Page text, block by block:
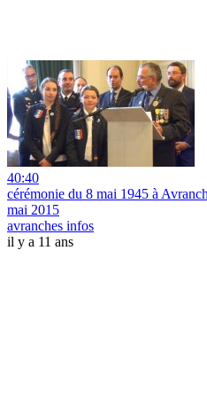
40:40
cérémonie du 8 mai 1945 à
mai 2015
avranches infos
il y a 11 ans